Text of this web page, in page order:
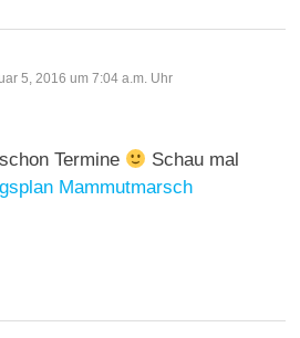
5, 2016 um 7:04 a.m. Uhr
Termine
Schau mal
Mammutmarsch